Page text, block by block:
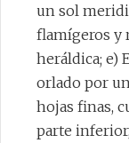
un sol
flamígeros y
heráldica; e)
orlado por
hojas finas,
parte